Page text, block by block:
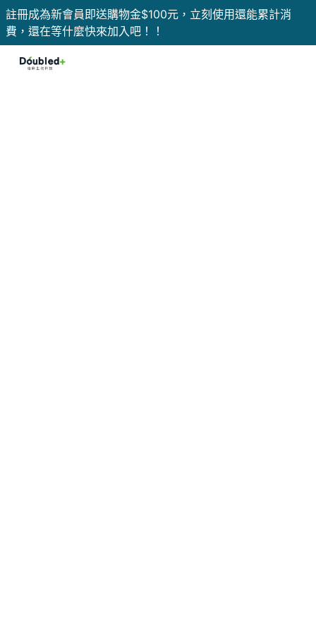
註冊成為新會員即送購物金$100元，立刻使用還能累計消
費，還在等什麼快來加入吧！！